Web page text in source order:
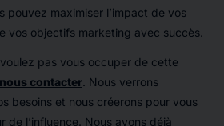
pouvez maximiser l’impact de vos
vos objectifs marketing avec succès.
pas vous occuper de cette
nous contacter. Nous verrons
besoins et nous créerons pour vous
de l’influence. Nous avons déjà